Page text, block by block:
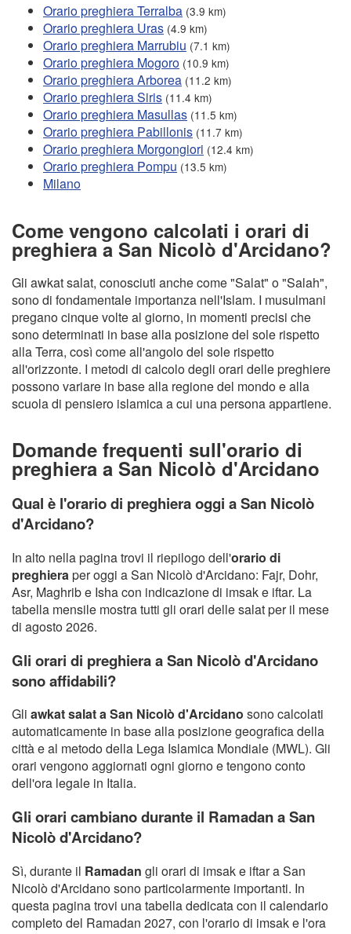
Orario preghiera Terralba (3.9 km)
Orario preghiera Uras (4.9 km)
Orario preghiera Marrubiu (7.1 km)
Orario preghiera Mogoro (10.9 km)
Orario preghiera Arborea (11.2 km)
Orario preghiera Siris (11.4 km)
Orario preghiera Masullas (11.5 km)
Orario preghiera Pabillonis (11.7 km)
Orario preghiera Morgongiori (12.4 km)
Orario preghiera Pompu (13.5 km)
Milano
Come vengono calcolati i orari di
preghiera a San Nicolò d'Arcidano?
Gli awkat salat, conosciuti anche come "Salat" o "Salah",
sono di fondamentale importanza nell'Islam. I musulmani
pregano cinque volte al giorno, in momenti precisi che
sono determinati in base alla posizione del sole rispetto
alla Terra, così come all'angolo del sole rispetto
all'orizzonte. I metodi di calcolo degli orari delle preghiere
possono variare in base alla regione del mondo e alla
scuola di pensiero islamica a cui una persona appartiene.
Domande frequenti sull'orario di
preghiera a San Nicolò d'Arcidano
Qual è l'orario di preghiera oggi a San Nicolò
d'Arcidano?
In alto nella pagina trovi il riepilogo dell'orario di
preghieraper oggi a San Nicolò d'Arcidano: Fajr, Dohr,
Asr, Maghrib e Isha con indicazione di imsak e iftar. La
tabella mensile mostra tutti gli orari delle salat per il mese
di agosto 2026.
Gli orari di preghiera a San Nicolò d'Arcidano
sono affidabili?
Gli awkat salat a San Nicolò d'Arcidano sono calcolati
automaticamente in base alla posizione geografica della
città e al metodo della Lega Islamica Mondiale (MWL). Gli
orari vengono aggiornati ogni giorno e tengono conto
dell'ora legale in Italia.
Gli orari cambiano durante il Ramadan a San
Nicolò d'Arcidano?
Sì, durante il Ramadan gli orari di imsak e iftar a San
Nicolò d'Arcidano sono particolarmente importanti. In
questa pagina trovi una tabella dedicata con il calendario
completo del Ramadan 2027, con l'orario di imsak e l'ora